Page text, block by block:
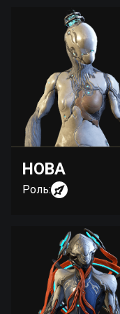
НОВА
Роль: